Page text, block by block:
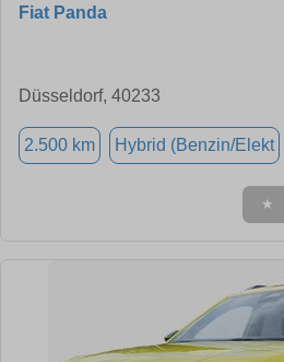
Fiat Panda
Düsseldorf, 40233
2.500 km Hybrid (Benzin/Elekt
★